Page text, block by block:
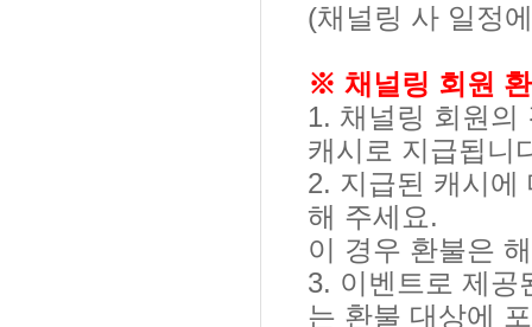
(채널링 사 일정
※ 채널링 회원
1. 채널링 회원의
캐시로 지급됩니
2. 지급된 캐시에
해 주세요 .
이 경우 환불은
3. 이벤트로 제공
는 환불 대상에